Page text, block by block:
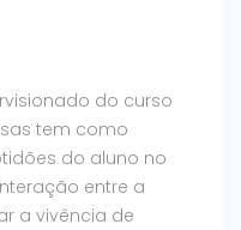
do curso
tem como
do aluno no
entre a
a vivência de